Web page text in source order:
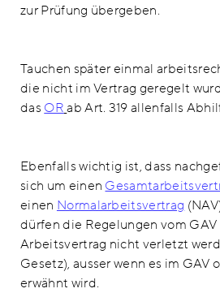
zur Prüfung übergeben.
Tauchen später einmal
die nicht im Vertrag geregelt
das ORab Art. 319 allenfalls
Ebenfalls wichtig ist, dass
sich um einen
einen Normalarbeitsvertrag
dürfen die Regelungen vom GAV
Arbeitsvertrag nicht verletzt
Gesetz), ausser wenn es im GAV
erwähnt wird.